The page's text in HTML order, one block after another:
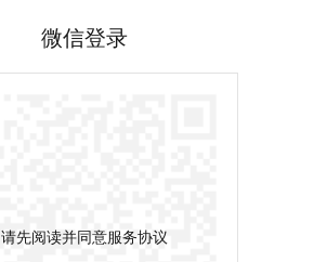
微信登录
请先阅读并同意服务协议